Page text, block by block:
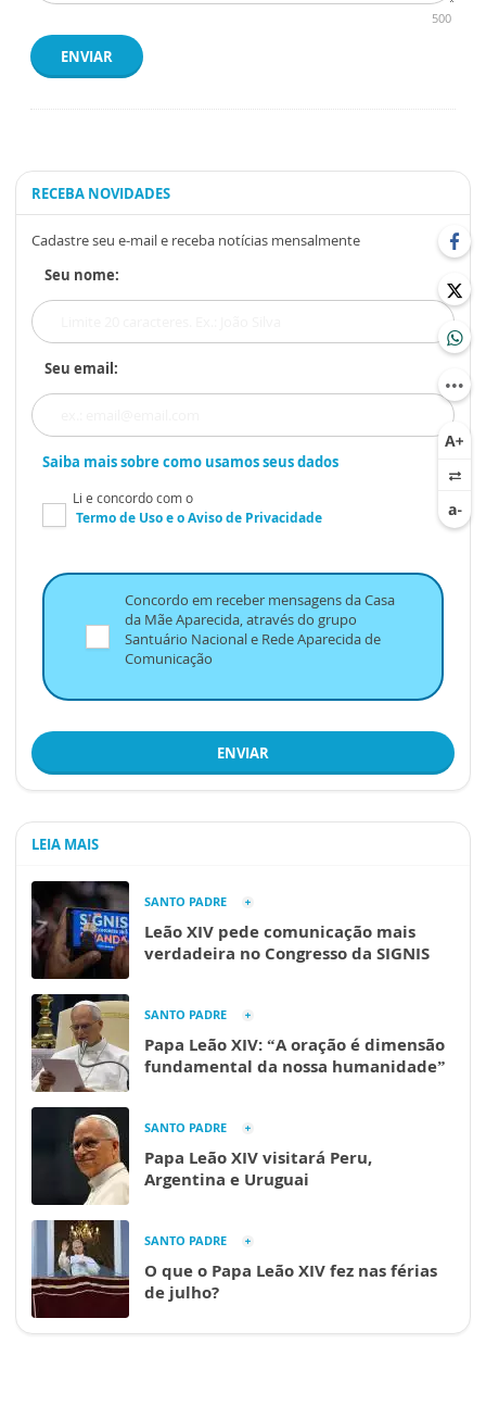
500
ENVIAR
RECEBA NOVIDADES
Cadastre seu e-mail e receba notícias mensalmente
Seu nome:
Seu email:
Saiba mais sobre como usamos seus dados
Li e concordo com o
Termo de Usoe oAviso de Privacidade
Concordo em receber mensagens da Casa
da Mãe Aparecida, através do grupo
Santuário Nacional e Rede Aparecida de
Comunicação
ENVIAR
LEIA MAIS
SANTO PADRE
Leão XIV pede comunicação mais
verdadeira no Congresso da SIGNIS
SANTO PADRE
Papa Leão XIV: “A oração é dimensão
fundamental da nossa humanidade”
SANTO PADRE
Papa Leão XIV visitará Peru,
Argentina e Uruguai
SANTO PADRE
O que o Papa Leão XIV fez nas férias
de julho?